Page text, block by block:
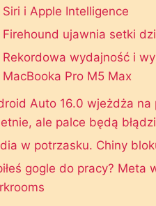
Siri i Apple Intelligence
Firehound ujawnia setki
Rekordowa wydajność i
MacBooka Pro M5 Max
Auto 16.0 wjeżdża
ale palce będą
w potrzasku. Chiny
gogle do pracy? Meta